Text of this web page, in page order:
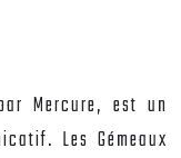
Mercure, est un
Les Gémeaux